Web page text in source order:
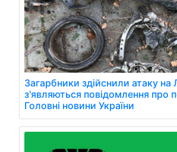
Загарбники здійснили атаку
з'являються повідомлення про
Головні новини України